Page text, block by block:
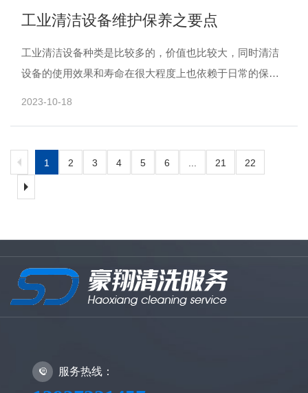
工业清洁设备维护保养之要点
工业清洁设备种类是比较多的，价值也比较大，同时清洁
设备的使用效果和寿命在很大程度上也依赖于日常的保养
2023-10-18
1 2 3 4 5 6 21 22
服务热线：